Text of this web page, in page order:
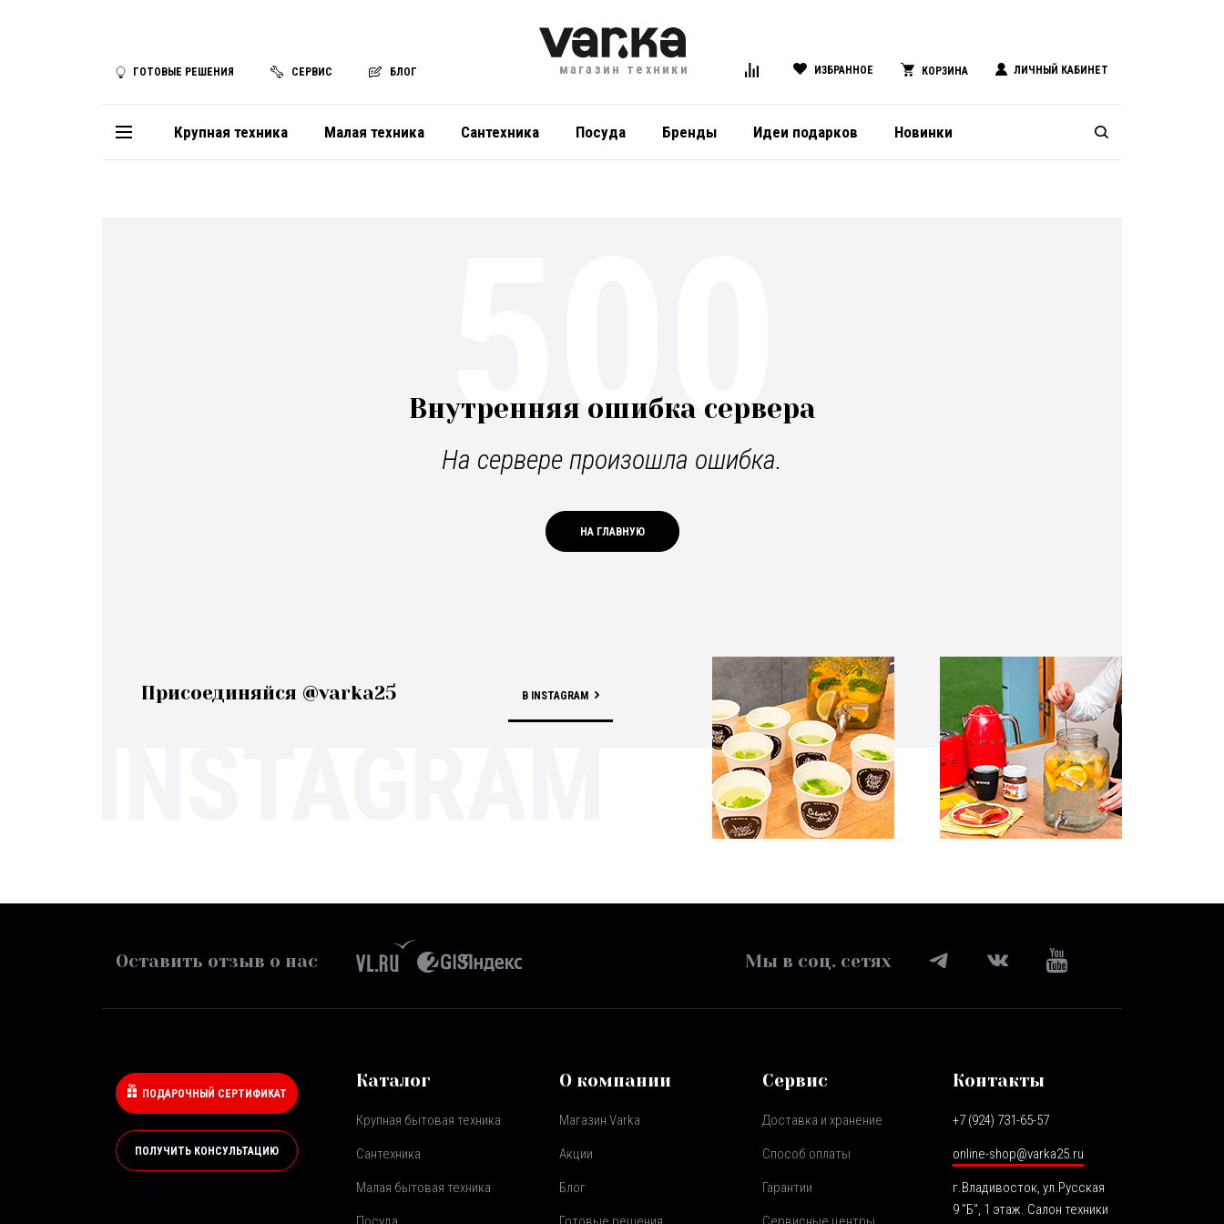
ГОТОВЫЕ РЕШЕНИЯ СЕРВИС БЛОГ магазин техники ИЗБРАННОЕ КОРЗИНА ЛИЧНЫЙ КАБИНЕТ
Крупная техника Малая техника Сантехника Посуда Бренды Идеи подарков Новинки
Внутренняя ошибка сервера
На сервере произошла ошибка.
НА ГЛАВНУЮ
500
Присоединяйся @varka25 В INSTAGRAM
Оставить отзыв о нас Мы в соц. сетях
ПОДАРОЧНЫЙ СЕРТИФИКАТ
ПОЛУЧИТЬ КОНСУЛЬТАЦИЮ
Каталог
Крупная бытовая техника
Сантехника
Малая бытовая техника
О компании
Магазин Varka
Акции
Блог
Сервис
Доставка и хранение
Способ оплаты
Гарантии
Контакты
+7 (924) 731-65-57
online-shop@varka25.ru
г.Владивосток, ул.Русская
9 "Б", 1 этаж. Салон техники